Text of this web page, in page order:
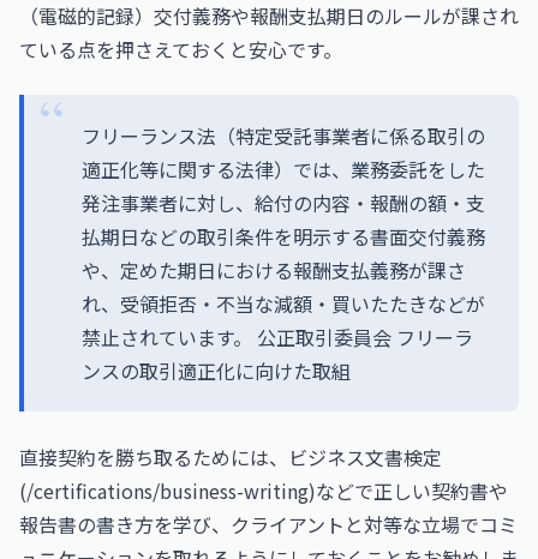
（電磁的記録）交付義務や報酬支払期日のルールが課され
ている点を押さえておくと安心です。
フリーランス法（特定受託事業者に係る取引の
適正化等に関する法律）では、業務委託をした
発注事業者に対し、給付の内容・報酬の額・支
払期日などの取引条件を明示する書面交付義務
や、定めた期日における報酬支払義務が課さ
れ、受領拒否・不当な減額・買いたたきなどが
禁止されています。 公正取引委員会 フリーラ
ンスの取引適正化に向けた取組
直接契約を勝ち取るためには、ビジネス文書検定
(/certifications/business-writing)などで正しい契約書や
報告書の書き方を学び、クライアントと対等な立場でコミ